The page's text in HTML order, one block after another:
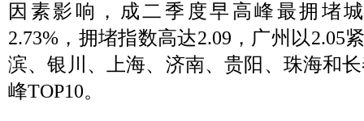
因素影响，成二季度早高峰最拥堵
2.73%，拥堵指数高达2.09，广州以2.05
滨、银川、上海、济南、贵阳、珠海和
峰TOP10。